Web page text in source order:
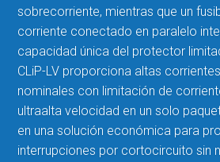
sobrecorriente, mientras que un
corriente conectado en paralelo
capacidad única del protector
CLiP-LV proporciona altas
nominales con limitación de
ultraalta velocidad en un solo
en una solución económica para
interrupciones por cortocircuito sin